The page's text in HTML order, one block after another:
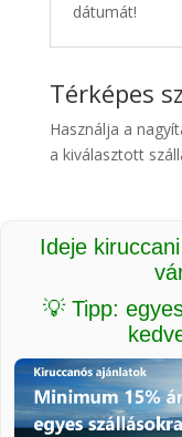
dátumát!
Térképes
Használja a
a kiválasztott
Ideje
💡 Tipp: